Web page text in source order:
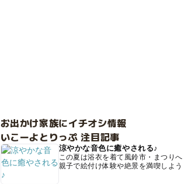
お出かけ家族にイチオシ情報
いこーよとりっぷ 注目記事
涼やかな音色に癒やされる♪
この夏は浴衣を着て風鈴市・まつりへ
親子で絵付け体験や絶景を満喫しよう